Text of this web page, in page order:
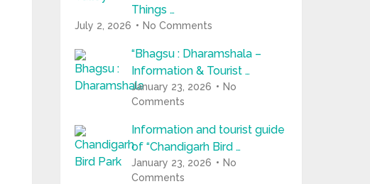
Things …
July 2, 2026 No Comments
“Bhagsu : Dharamshala –
Information & Tourist …
January 23, 2026
No
Comments
Information and tourist guide
of “Chandigarh Bird …
January 23, 2026
No
Comments